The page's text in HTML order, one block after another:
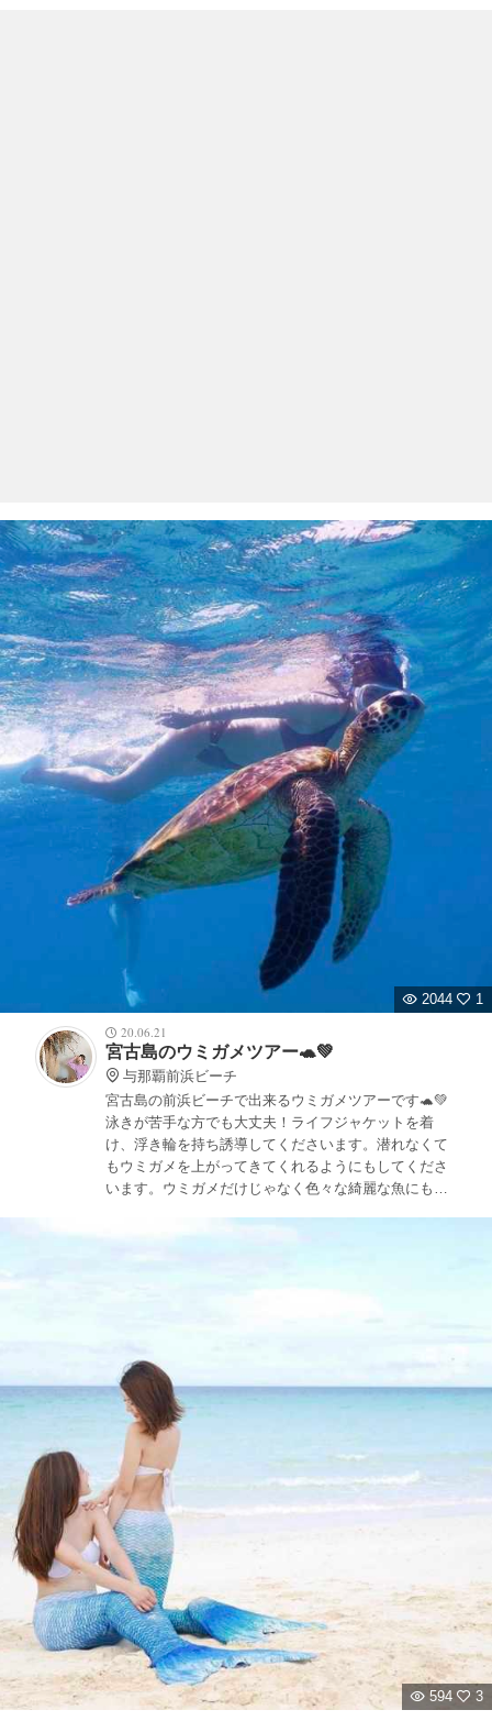
2044
1
20.06.21
宮古島のウミガメツアー🐢💚
与那覇前浜ビーチ
宮古島の前浜ビーチで出来るウミガメツアーです🐢💚
泳きが苦手な方でも大丈夫！ライフジャケットを着
け、浮き輪を持ち誘導してくださいます。潜れなくて
もウミガメを上がってきてくれるようにもしてくださ
います。ウミガメだけじゃなく色々な綺麗な魚にも出
594 3